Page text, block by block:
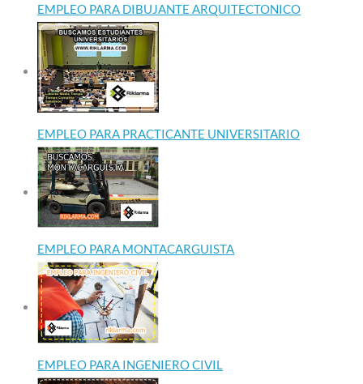
EMPLEO PARA DIBUJANTE ARQUITECTONICO
EMPLEO PARA PRACTICANTE UNIVERSITARIO
EMPLEO PARA MONTACARGUISTA
EMPLEO PARA INGENIERO CIVIL